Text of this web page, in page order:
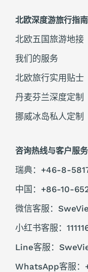
北欧深度游旅行指南
北欧五国旅游地接
我们的服务
北欧旅行实用贴士
丹麦芬兰深度定制
挪威冰岛私人定制
咨询热线与客户服务
瑞典：+46-8-
中国：+86-10-
微信客服：
小红书客服：
Line客服：
WhatsApp客服